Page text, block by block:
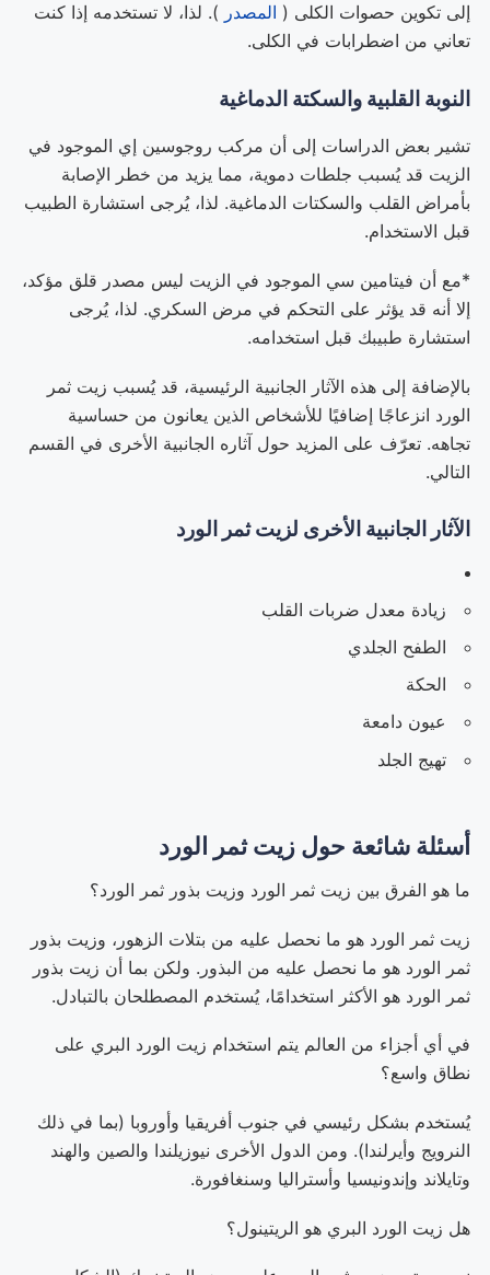
إلى تكوين حصوات الكلى ( المصدر ). لذا، لا تستخدمه إذا كنت
تعاني من اضطرابات في الكلى.
النوبة القلبية والسكتة الدماغية
تشير بعض الدراسات إلى أن مركب روجوسين إي الموجود في
الزيت قد يُسبب جلطات دموية، مما يزيد من خطر الإصابة
بأمراض القلب والسكتات الدماغية. لذا، يُرجى استشارة الطبيب
قبل الاستخدام.
*مع أن فيتامين سي الموجود في الزيت ليس مصدر قلق مؤكد،
إلا أنه قد يؤثر على التحكم في مرض السكري. لذا، يُرجى
استشارة طبيبك قبل استخدامه.
بالإضافة إلى هذه الآثار الجانبية الرئيسية، قد يُسبب زيت ثمر
الورد انزعاجًا إضافيًا للأشخاص الذين يعانون من حساسية
تجاهه. تعرّف على المزيد حول آثاره الجانبية الأخرى في القسم
التالي.
الآثار الجانبية الأخرى لزيت ثمر الورد
زيادة معدل ضربات القلب
الطفح الجلدي
الحكة
عيون دامعة
تهيج الجلد
أسئلة شائعة حول زيت ثمر الورد
ما هو الفرق بين زيت ثمر الورد وزيت بذور ثمر الورد؟
زيت ثمر الورد هو ما نحصل عليه من بتلات الزهور، وزيت بذور
ثمر الورد هو ما نحصل عليه من البذور. ولكن بما أن زيت بذور
ثمر الورد هو الأكثر استخدامًا، يُستخدم المصطلحان بالتبادل.
في أي أجزاء من العالم يتم استخدام زيت الورد البري على
نطاق واسع؟
يُستخدم بشكل رئيسي في جنوب أفريقيا وأوروبا (بما في ذلك
النرويج وأيرلندا). ومن الدول الأخرى نيوزيلندا والصين والهند
وتايلاند وإندونيسيا وأستراليا وسنغافورة.
هل زيت الورد البري هو الريتينول؟